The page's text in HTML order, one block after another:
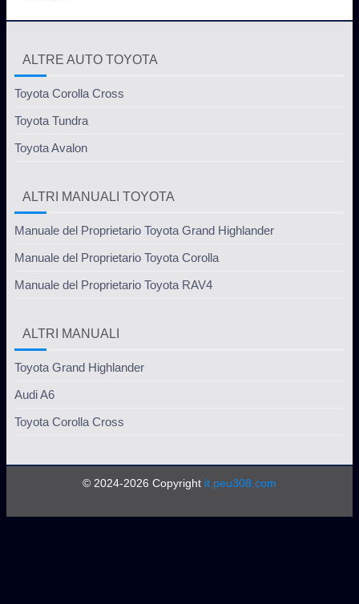
ALTRE AUTO TOYOTA
Toyota Corolla Cross
Toyota Tundra
Toyota Avalon
ALTRI MANUALI TOYOTA
Manuale del Proprietario Toyota Grand Highlander
Manuale del Proprietario Toyota Corolla
Manuale del Proprietario Toyota RAV4
ALTRI MANUALI
Toyota Grand Highlander
Audi A6
Toyota Corolla Cross
© 2024-2026 Copyright it.peu308.com